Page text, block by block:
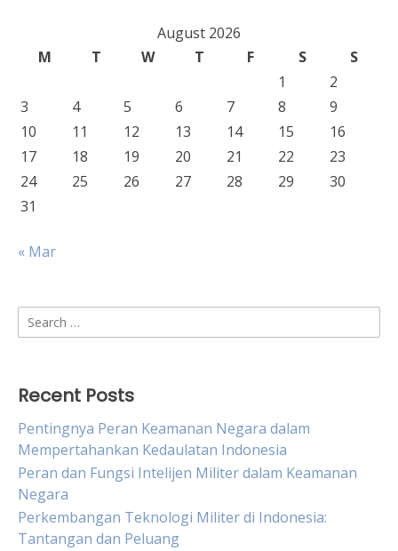
August 2026
M
T W T F S
S
1
2
3
4 5 6 7 8
9
10
11 12 13 14 15
16
17
18 19 20 21 22
23
24
25 26 27 28 29
30
31
« Mar
Search
for:
Recent Posts
Pentingnya Peran Keamanan Negara dalam
Mempertahankan Kedaulatan Indonesia
Peran dan Fungsi Intelijen Militer dalam Keamanan
Negara
Perkembangan Teknologi Militer di Indonesia:
Tantangan dan Peluang